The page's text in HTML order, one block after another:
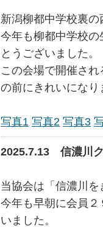
新潟柳都中学校裏
今年も柳都中学校
とうございました。
この会場で開催さ
の前にきれいになり
写真1 写真2 写真3
2025.7.13 信濃川
当協会は「信濃川
今年も早朝に会員
いました。